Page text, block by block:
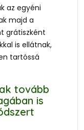
az egyéni
majd a
grátiszként
is ellátnak,
tartóssá
tovább
is